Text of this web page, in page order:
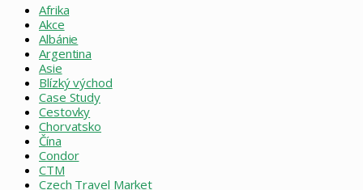
Afrika
Akce
Albánie
Argentina
Asie
Blízký východ
Case Study
Cestovky
Chorvatsko
Čína
Condor
CTM
Czech Travel Market